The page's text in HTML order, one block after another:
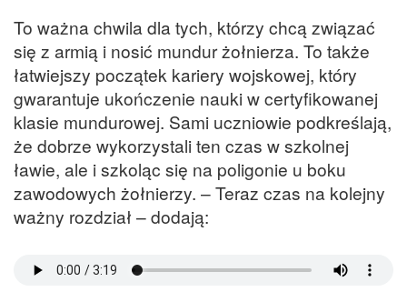
To ważna chwila dla tych, którzy chcą związać
się z armią i nosić mundur żołnierza. To także
łatwiejszy początek kariery wojskowej, który
gwarantuje ukończenie nauki w certyfikowanej
klasie mundurowej. Sami uczniowie podkreślają,
że dobrze wykorzystali ten czas w szkolnej
ławie, ale i szkoląc się na poligonie u boku
zawodowych żołnierzy. – Teraz czas na kolejny
ważny rozdział – dodają: